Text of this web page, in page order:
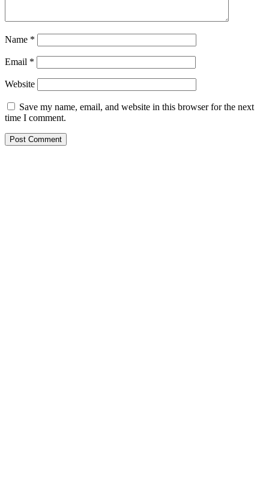
Name *
Email *
Website
Save my name, email, and website in this browser for the next
time I comment.